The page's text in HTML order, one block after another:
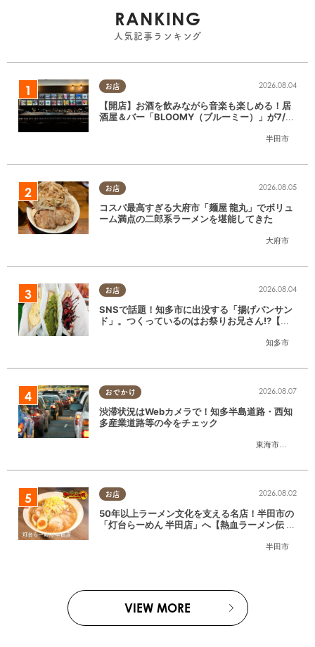
RANKING
人気記事ランキング
お店
半田市
2026.08.04
【開店】お酒を飲みながら音楽も楽しめる！居
酒屋＆バー「BLOOMY（ブルーミー）」が7/3
お店
大府市
2026.08.05
コスパ最高すぎる大府市「麺屋 龍丸」でボリュ
ーム満点の二郎系ラーメンを堪能してきた
お店
知多市
2026.08.04
SNSで話題！知多市に出没する「揚げパンサン
ド」。つくっているのはお祭りお兄さん!?【ち
おでかけ
東海市
,大府市
2026.08.07
渋滞状況はWebカメラで！知多半島道路・西知
多産業道路等の今をチェック
お店
半田市
2026.08.02
50年以上ラーメン文化を支える名店！半田市の
「灯台らーめん 半田店」へ【熱血ラーメン伝 8
VIEW MORE